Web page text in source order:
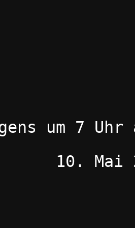
um 7 Uhr
10. Mai